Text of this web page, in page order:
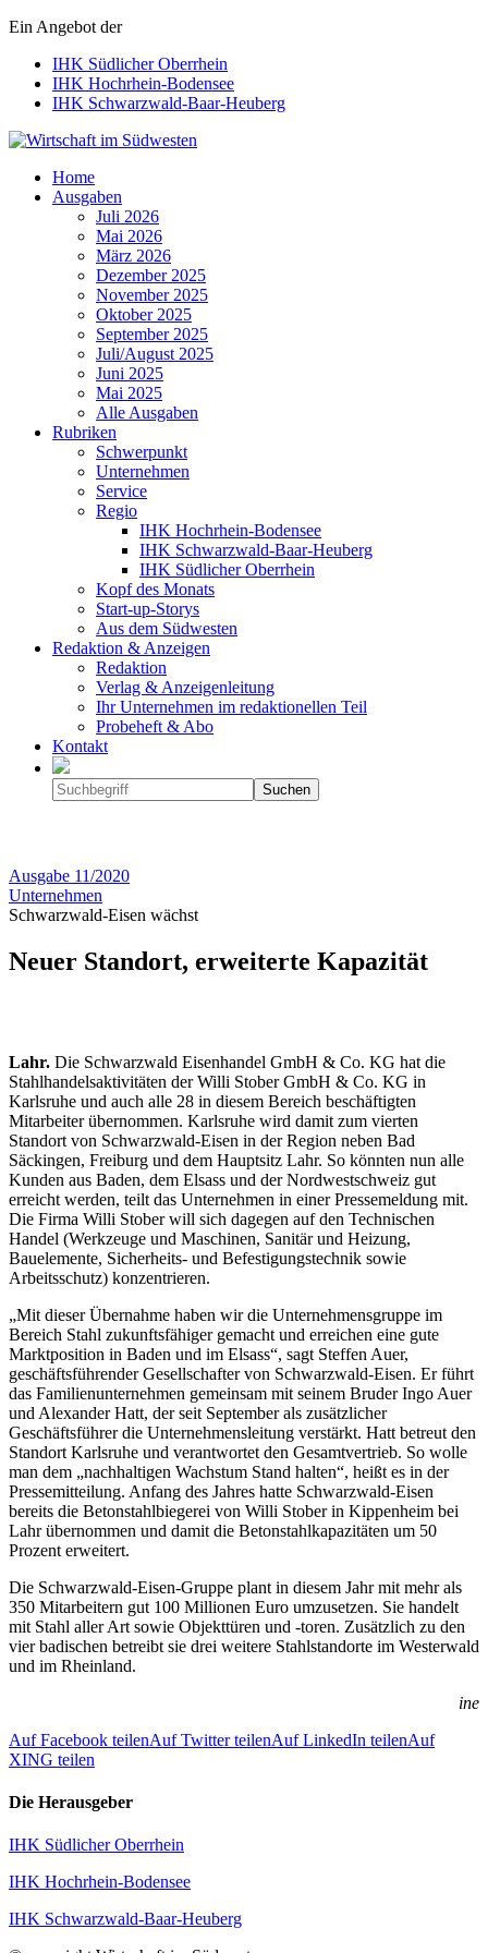
Ein Angebot der
IHK Südlicher Oberrhein
IHK Hochrhein-Bodensee
IHK Schwarzwald-Baar-Heuberg
Wirtschaft im Südwesten
Home
Ausgaben
Juli 2026
Mai 2026
März 2026
Dezember 2025
November 2025
Oktober 2025
September 2025
Juli/August 2025
Juni 2025
Mai 2025
Alle Ausgaben
Rubriken
Schwerpunkt
Unternehmen
Service
Regio
IHK Hochrhein-Bodensee
IHK Schwarzwald-Baar-Heuberg
IHK Südlicher Oberrhein
Kopf des Monats
Start-up-Storys
Aus dem Südwesten
Redaktion & Anzeigen
Redaktion
Verlag & Anzeigenleitung
Ihr Unternehmen im redaktionellen Teil
Probeheft & Abo
Kontakt
Ausgabe 11/2020
Unternehmen
Schwarzwald-Eisen wächst
Neuer Standort, erweiterte Kapazität
Lahr. Die Schwarzwald Eisenhandel GmbH & Co. KG hat die
Stahlhandelsaktivitäten der Willi Stober GmbH & Co. KG in
Karlsruhe und auch alle 28 in diesem Bereich beschäftigten
Mitarbeiter übernommen. Karlsruhe wird damit zum vierten
Standort von Schwarzwald-Eisen in der Region neben Bad
Säckingen, Freiburg und dem Hauptsitz Lahr. So könnten nun alle
Kunden aus Baden, dem Elsass und der Nordwestschweiz gut
erreicht werden, teilt das Unternehmen in einer Pressemeldung mit.
Die Firma Willi Stober will sich dagegen auf den Technischen
Handel (Werkzeuge und Maschinen, Sanitär und Heizung,
Bauelemente, Sicherheits- und Befestigungstechnik sowie
Arbeitsschutz) konzentrieren.
„Mit dieser Übernahme haben wir die Unternehmensgruppe im
Bereich Stahl zukunftsfähiger gemacht und erreichen eine gute
Marktposition in Baden und im Elsass“, sagt Steffen Auer,
geschäftsführender Gesellschafter von Schwarzwald-Eisen. Er führt
das Familienunternehmen gemeinsam mit seinem Bruder Ingo Auer
und Alexander Hatt, der seit September als zusätzlicher
Geschäftsführer die Unternehmensleitung verstärkt. Hatt betreut den
Standort Karlsruhe und verantwortet den Gesamtvertrieb. So wolle
man dem „nachhaltigen Wachstum Stand halten“, heißt es in der
Pressemitteilung. Anfang des Jahres hatte Schwarzwald-Eisen
bereits die Betonstahlbiegerei von Willi Stober in Kippenheim bei
Lahr übernommen und damit die Betonstahlkapazitäten um 50
Prozent erweitert.
Die Schwarzwald-Eisen-Gruppe plant in diesem Jahr mit mehr als
350 Mitarbeitern gut 100 Millionen Euro umzusetzen. Sie handelt
mit Stahl aller Art sowie Objekttüren und -toren. Zusätzlich zu den
vier badischen betreibt sie drei weitere Stahlstandorte im Westerwald
und im Rheinland.
ine
Auf Facebook teilenAuf Twitter teilenAuf LinkedIn teilenAuf
XING teilen
Die Herausgeber
IHK Südlicher Oberrhein
IHK Hochrhein-Bodensee
IHK Schwarzwald-Baar-Heuberg